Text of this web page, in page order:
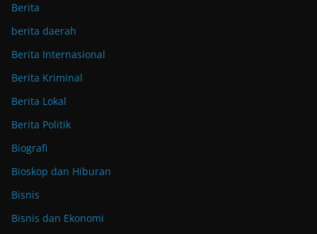
Berita
berita daerah
Berita Internasional
Berita Kriminal
Berita Lokal
Berita Politik
Biografi
Bioskop dan Hiburan
Bisnis
Bisnis dan Ekonomi